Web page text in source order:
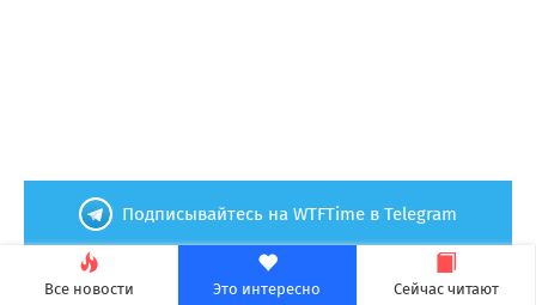
Все новости Это интересно Сейчас читают
Подписывайтесь на WTFTime в Telegram
Технологии
07.08.2026 в 22:12